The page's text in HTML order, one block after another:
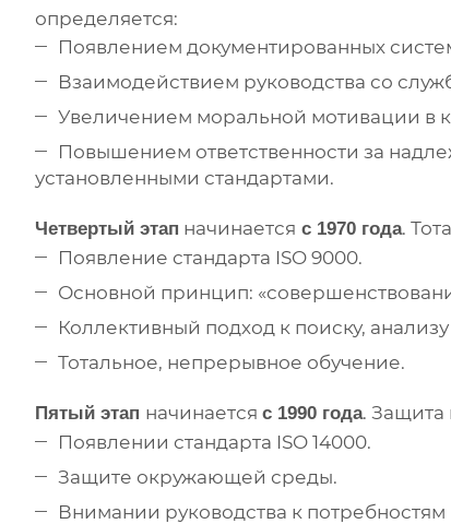
определяется:
Появлением документированных
Взаимодействием руководства со
Увеличением моральной мотивации в
Повышением ответственности за
установленными стандартами.
Четвертый этап начинается с 1970 года.
Появление стандарта ISO 9000.
Основной принцип:
Коллективный подход к поиску,
Тотальное, непрерывное обучение.
Пятый этап начинается с 1990 года. Защита
Появлении стандарта ISO 14000.
Защите окружающей среды.
Внимании руководства к потребностям